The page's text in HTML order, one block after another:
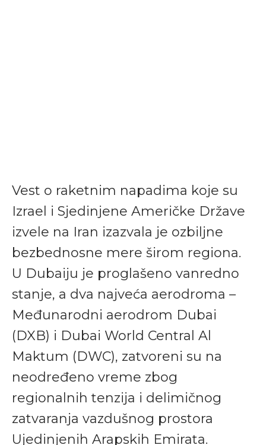
Vest o raketnim napadima koje su
Izrael i Sjedinjene Američke Države
izvele na Iran izazvala je ozbiljne
bezbednosne mere širom regiona.
U Dubaiju je proglašeno vanredno
stanje, a dva najveća aerodroma –
Međunarodni aerodrom Dubai
(DXB) i Dubai World Central Al
Maktum (DWC), zatvoreni su na
neodređeno vreme zbog
regionalnih tenzija i delimičnog
zatvaranja vazdušnog prostora
Ujedinjenih Arapskih Emirata.